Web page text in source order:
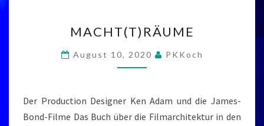
MACHT(T)RÄUME
August 10, 2020 PKKoch
Der Production Designer Ken Adam und die James-
Bond-Filme Das Buch über die Filmarchitektur in den